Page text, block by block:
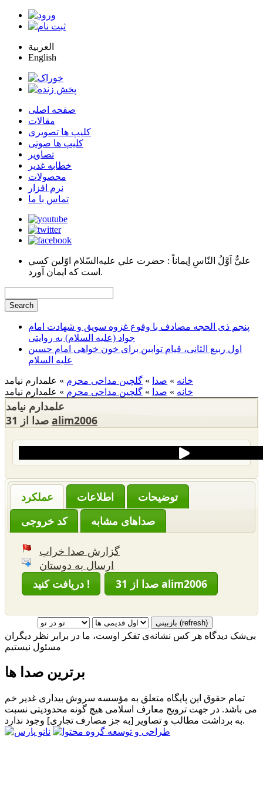
العربية
English
صفحه اصلی
مقالات
کلیپ ها تصویری
کلیپ ها صوتی
تصاویر
خطابه غدیر
محصولات
نرم افزار
تماس با ما
عليٌّ اَوَّلُ النّاسِ اِيماناً : حضرت علي عليه‌السّلام اوّلين كسي
است كه ايمان آورد.
پنجم ذی الحجه مصادف با وقوع غزوه سویق و شهادت امام
جواد (علیه السلام) به روایتی
اول ربیع الثانی، قیام توابین برای خون خواهی امام حسین
علیه السلام
خانه » صدا » گلچین مداحی محرم » علمدارم نیامد
خانه » صدا » گلچین مداحی محرم » علمدارم نیامد
علمدارم نیامد
alim2006
عملکرد
‌توضیحات
کد خروجی‌
صداهای مشابه
گزارش صدا خراب
ارسال به دوستان
دریافت کنید !
31 صدا از alim2006
بی‌شک دیدگاه هر کس نشانه‌ی تفکر اوست، ما در برابر نظر دیگران
مسئول نیستیم
برترین صدا ها
تمام حقوق این پایگاه متعلق به مؤسسه سروش بیداری غدیر خم
می باشد. در جهت ترویج معارف اسلامی هیچ گونه محدودیتی نسبت
به برداشت مطالب و تصاویر [به جز مصارف تجاری] وجود ندارد.